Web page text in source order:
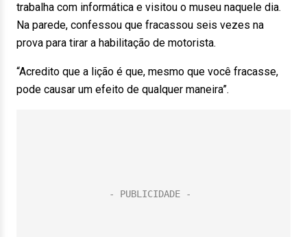
trabalha com informática e visitou o museu naquele dia.
Na parede, confessou que fracassou seis vezes na
prova para tirar a habilitação de motorista.
“Acredito que a lição é que, mesmo que você fracasse,
pode causar um efeito de qualquer maneira”.